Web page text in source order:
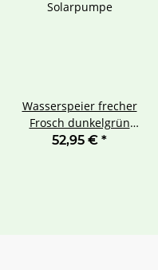
Wasserspeier frecher
Frosch dunkelgrün
Solarpumpe
52,95 € *